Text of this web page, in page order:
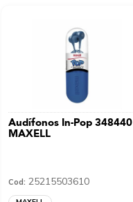
Audífonos In-Pop 348440
MAXELL
Cod: 25215503610